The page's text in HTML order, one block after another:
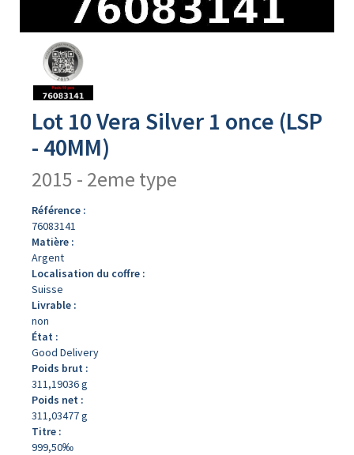
produit
Lot 10 Vera Silver 1 once (LSP
- 40MM)
2015 - 2eme type
Référence :
76083141
Matière :
Argent
Localisation du coffre :
Suisse
Livrable :
non
État :
Good Delivery
Poids brut :
311,19036 g
Poids net :
311,03477 g
Titre :
999,50‰